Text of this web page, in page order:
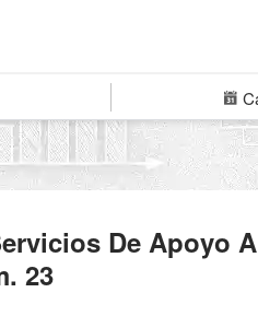
De Apoyo
23